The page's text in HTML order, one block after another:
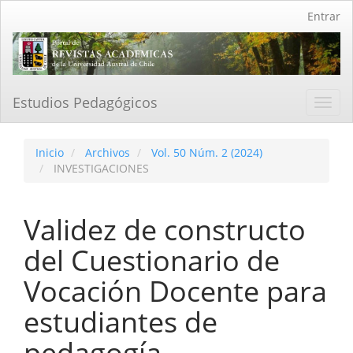
Contenido
principal
Barra
Entrar
Estudios Pedagógicos
Inicio Archivos
Vol. 50 Núm. 2 (2024)
INVESTIGACIONES
Validez de constructo
del Cuestionario de
Vocación Docente para
estudiantes de